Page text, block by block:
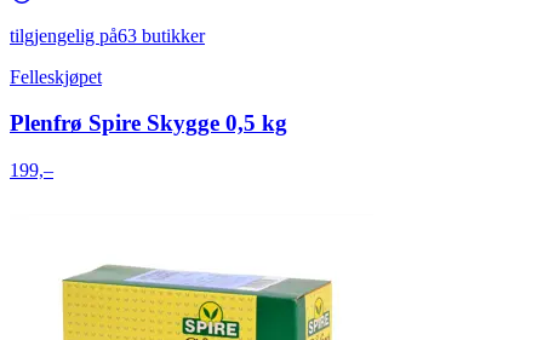
tilgjengelig på63 butikker
Felleskjøpet
Plenfrø Spire Skygge 0,5 kg
199,–